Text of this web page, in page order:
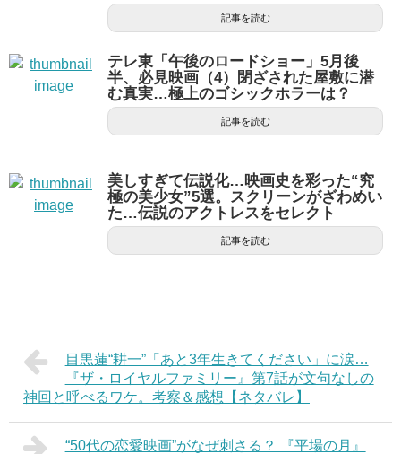
記事を読む
テレ東「午後のロードショー」5月後
半、必見映画（4）閉ざされた屋敷に潜
む真実…極上のゴシックホラーは？
記事を読む
美しすぎて伝説化…映画史を彩った“究
極の美少女”5選。スクリーンがざわめい
た…伝説のアクトレスをセレクト
記事を読む
目黒蓮“耕一”「あと3年生きてください」に涙…
『ザ・ロイヤルファミリー』第7話が文句なしの
神回と呼べるワケ。考察＆感想【ネタバレ】
“50代の恋愛映画”がなぜ刺さる？ 『平場の月』